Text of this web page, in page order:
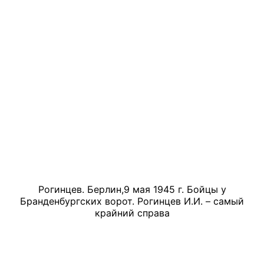
Рогинцев. Берлин,9 мая 1945 г. Бойцы у
Бранденбургских ворот. Рогинцев И.И. – самый
крайний справа